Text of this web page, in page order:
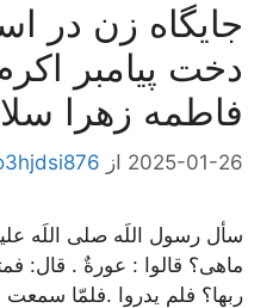
جایگاه زن در
دخت پیامبر
فاطمه زهرا
2025-01-26 از
سأل رسول اللَه صلی اللَه
ماهی؟ قالوا : عورةٌ . قال:
ربها؟ فلم یدروا .فلمّا سمعت